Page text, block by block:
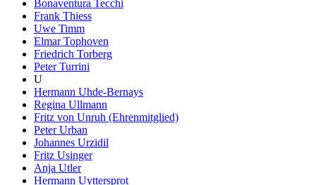
Bonaventura Tecchi
Frank Thiess
Uwe Timm
Elmar Tophoven
Friedrich Torberg
Peter Turrini
U
Hermann Uhde-Bernays
Regina Ullmann
Fritz von Unruh (Ehrenmitglied)
Peter Urban
Johannes Urzidil
Fritz Usinger
Anja Utler
Hermann Uyttersprot